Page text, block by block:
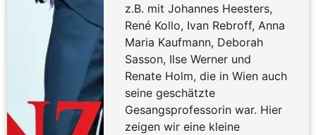
z.B. mit Johannes Heesters,
René Kollo, Ivan Rebroff, Anna
Maria Kaufmann, Deborah
Sasson, Ilse Werner und
Renate Holm, die in Wien auch
seine geschätzte
Gesangsprofessorin war. Hier
zeigen wir eine kleine